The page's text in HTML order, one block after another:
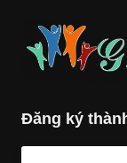
Đăng ký